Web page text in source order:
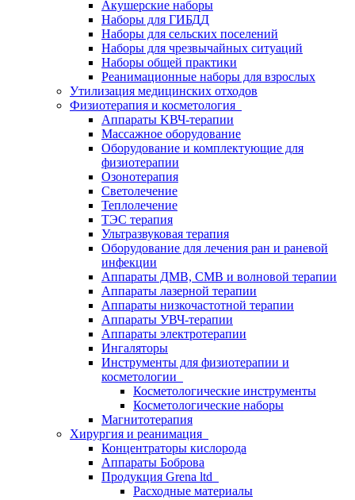
Акушерские наборы
Наборы для ГИБДД
Наборы для сельских поселений
Наборы для чрезвычайных ситуаций
Наборы общей практики
Реанимационные наборы для взрослых
Утилизация медицинских отходов
Физиотерапия и косметология
Аппараты KВЧ-терапии
Массажное оборудование
Оборудование и комплектующие для
физиотерапии
Озонотерапия
Светолечение
Теплолечение
ТЭС терапия
Ультразвуковая терапия
Оборудование для лечения ран и раневой
инфекции
Аппараты ДМВ, СМВ и волновой терапии
Аппараты лазерной терапии
Аппараты низкочастотной терапии
Аппараты УВЧ-терапии
Аппараты электротерапии
Ингаляторы
Инструменты для физиотерапии и
косметологии
Косметологические инструменты
Косметологические наборы
Магнитотерапия
Хирургия и реанимация
Концентраторы кислорода
Аппараты Боброва
Продукция Grena ltd
Расходные материалы